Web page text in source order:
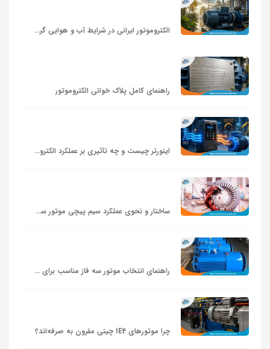
الکتروموتور ایرانی در شرایط آب‌ و هوایی گرم و مرطوب
راهنمای کامل پلاک‌ خوانی الکتروموتور
اینورتر چیست و چه تأثیری بر عملکرد الکتروموتور دارد؟
ساختار و نحوی عملکرد سیم پیچی موتور سه فاز
راهنمای انتخاب موتور سه‌ فاز مناسب برای پمپ و فن
چرا موتورهای IE4 چینی مقرون‌ به‌ صرفه‌اند؟